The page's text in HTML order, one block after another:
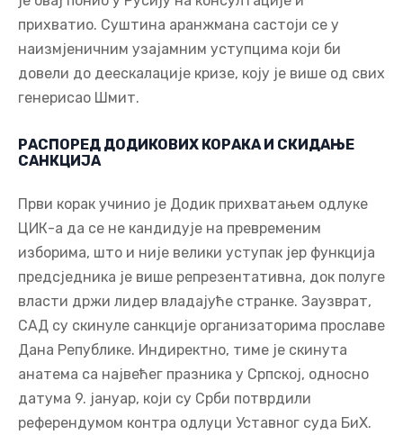
прихватио. Суштина аранжмана састоји се у
наизмјеничним узајамним уступцима који би
довели до деескалације кризе, коју је више од свих
генерисао Шмит.
РАСПОРЕД ДОДИКОВИХ КОРАКА И СКИДАЊЕ
САНКЦИЈА
Први корак учинио је Додик прихватањем одлуке
ЦИК-а да се не кандидује на превременим
изборима, што и није велики уступак јер функција
предсједника је више репрезентативна, док полуге
власти држи лидер владајуће странке. Заузврат,
САД су скинуле санкције организаторима прославе
Дана Републике. Индиректно, тиме је скинута
анатема са највећег празника у Српској, односно
датума 9. јануар, који су Срби потврдили
референдумом контра одлуци Уставног суда БиХ.